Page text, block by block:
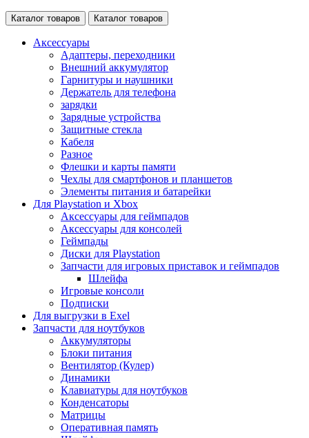
Каталог товаров Каталог товаров
Аксессуары
Адаптеры, переходники
Внешний аккумулятор
Гарнитуры и наушники
Держатель для телефона
зарядки
Зарядные устройства
Защитные стекла
Кабеля
Разное
Флешки и карты памяти
Чехлы для смартфонов и планшетов
Элементы питания и батарейки
Для Playstation и Xbox
Аксессуары для геймпадов
Аксессуары для консолей
Геймпады
Диски для Playstation
Запчасти для игровых приставок и геймпадов
Шлейфа
Игровые консоли
Подписки
Для выгрузки в Exel
Запчасти для ноутбуков
Аккумуляторы
Блоки питания
Вентилятор (Кулер)
Динамики
Клавиатуры для ноутбуков
Конденсаторы
Матрицы
Оперативная память